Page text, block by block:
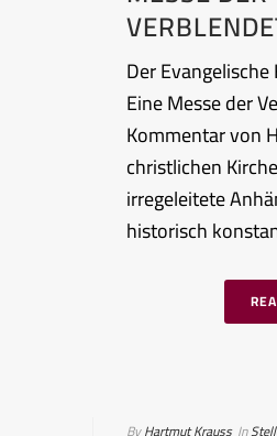
Der
Eine Messe der
Kommentar von
christlichen
irregeleitete
historisch